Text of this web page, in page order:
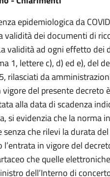
epidemiologica da
validità dei documenti di
validità ad ogni effetto dei
1, lettere c), d) ed e), del
rilasciati da
del presente decreto
alla data di scadenza
si evidenzia che la norma
che rilevi la durata
in vigore del
che quelle elettroniche
dell’Interno di